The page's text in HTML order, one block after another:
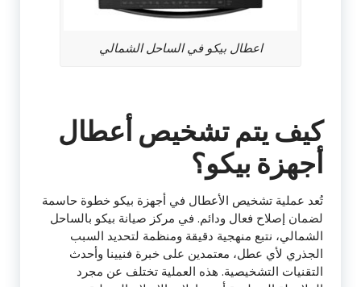
اعطال بيكو في الساحل الشمالي
كيف يتم تشخيص أعطال
أجهزة بيكو؟
تُعد عملية تشخيص الأعطال في أجهزة بيكو خطوة حاسمة
لضمان إصلاح فعال ودائم. في مركز صيانة بيكو بالساحل
الشمالي، نتبع منهجية دقيقة ومنظمة لتحديد السبب
الجذري لأي عطل، معتمدين على خبرة فنيينا وأحدث
التقنيات التشخيصية. هذه العملية تختلف عن مجرد